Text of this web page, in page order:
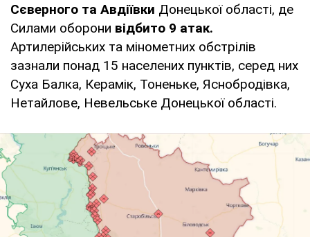
Сєверного та Авдіївки Донецької області, де
Силами оборони відбито 9 атак.
Артилерійських та мінометних обстрілів
зазнали понад 15 населених пунктів, серед них
Суха Балка, Керамік, Тоненьке, Яснобродівка,
Нетайлове, Невельське Донецької області.